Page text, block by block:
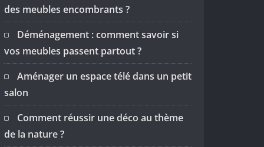
des meubles encombrants ?
Déménagement : comment savoir si
vos meubles passent partout ?
Aménager un espace télé dans un petit
salon
Comment réussir une déco au thème
de la nature ?